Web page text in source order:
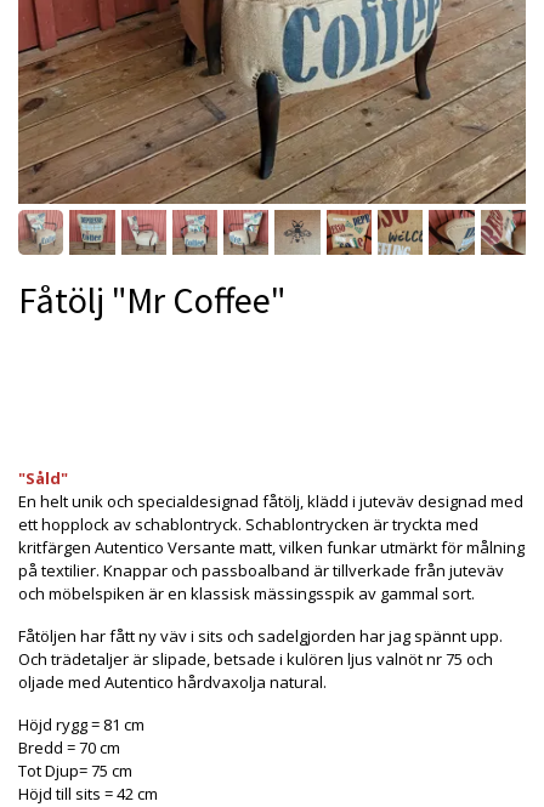
Fåtölj "Mr Coffee"
"Såld"
En helt unik och specialdesignad fåtölj, klädd i juteväv designad med
ett hopplock av schablontryck. Schablontrycken är tryckta med
kritfärgen Autentico Versante matt, vilken funkar utmärkt för målning
på textilier. Knappar och passboalband är tillverkade från juteväv
och möbelspiken är en klassisk mässingsspik av gammal sort.
Fåtöljen har fått ny väv i sits och sadelgjorden har jag spännt upp.
Och trädetaljer är slipade, betsade i kulören ljus valnöt nr 75 och
oljade med Autentico hårdvaxolja natural.
Höjd rygg = 81 cm
Bredd = 70 cm
Tot Djup= 75 cm
Höjd till sits = 42 cm